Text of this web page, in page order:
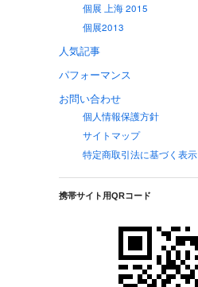
個展 上海 2015
個展2013
人気記事
パフォーマンス
お問い合わせ
個人情報保護方針
サイトマップ
特定商取引法に基づく表示
携帯サイト用QRコード